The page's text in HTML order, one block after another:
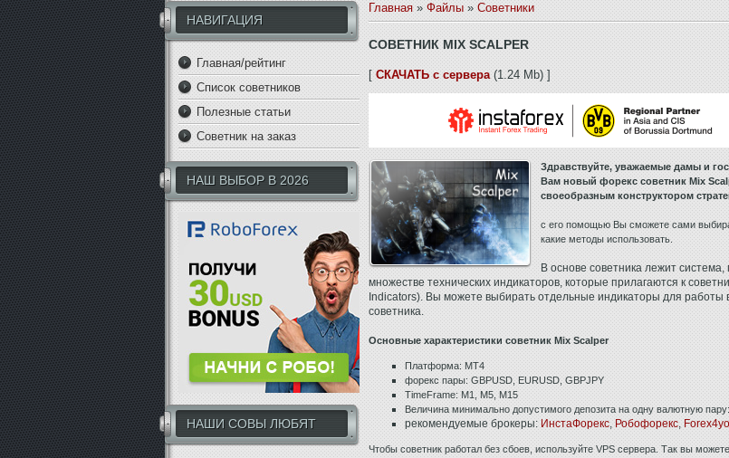
НАВИГАЦИЯ
Главная/рейтинг
Список советников
Полезные статьи
Советник на заказ
НАШ ВЫБОР В 2026
НАШИ СОВЫ ЛЮБЯТ
Главная » Файлы » Советники
СОВЕТНИК MIX SCALPER
[ СКАЧАТЬ с сервера(1.24 Mb) ]
Здравствуйте, уважаемые дамы и
Вам новый форекс советник Mix
своеобразным конструктором
с его помощью Вы сможете сами
какие методы использовать.
В основе советника лежит
множестве технических индикаторов, которые прилагаются к
Indicators). Вы можете выбирать отдельные индикаторы для работы
советника.
Основные характеристики советник Mix Scalper
Платформа: МТ4
форекс пары: GBPUSD, EURUSD, GBPJPY
TimeFrame: M1, M5, M15
Величина минимально допустимого депозита на одну валютную
рекомендуемые брокеры: ИнстаФорекс, Робофорекс,
Чтобы советник работал без сбоев, используйте VPS сервера. Так вы